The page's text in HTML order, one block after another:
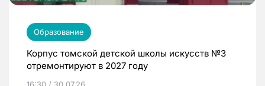
Образование
Корпус томской детской школы искусств №3
отремонтируют в 2027 году